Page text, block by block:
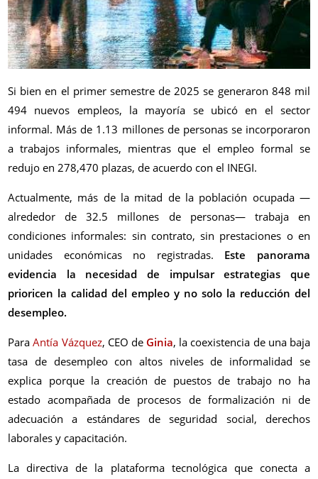
Si bien en el primer semestre de 2025 se generaron 848 mil
494 nuevos empleos, la mayoría se ubicó en el sector
informal. Más de 1.13 millones de personas se incorporaron
a trabajos informales, mientras que el empleo formal se
redujo en 278,470 plazas, de acuerdo con el INEGI.
Actualmente, más de la mitad de la población ocupada —
alrededor de 32.5 millones de personas— trabaja en
condiciones informales: sin contrato, sin prestaciones o en
unidades económicas no registradas. Este panorama
evidencia la necesidad de impulsar estrategias que
prioricen la calidad del empleo y no solo la reducción del
desempleo.
ParaAntía Vázquez, CEO de Ginia, la coexistencia de una baja
tasa de desempleo con altos niveles de informalidad se
explica porque la creación de puestos de trabajo no ha
estado acompañada de procesos de formalización ni de
adecuación a estándares de seguridad social, derechos
laborales y capacitación.
La directiva de la plataforma tecnológica que conecta a